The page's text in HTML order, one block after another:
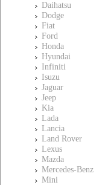
Daihatsu
Dodge
Fiat
Ford
Honda
Hyundai
Infiniti
Isuzu
Jaguar
Jeep
Kia
Lada
Lancia
Land Rover
Lexus
Mazda
Mercedes-Benz
Mini